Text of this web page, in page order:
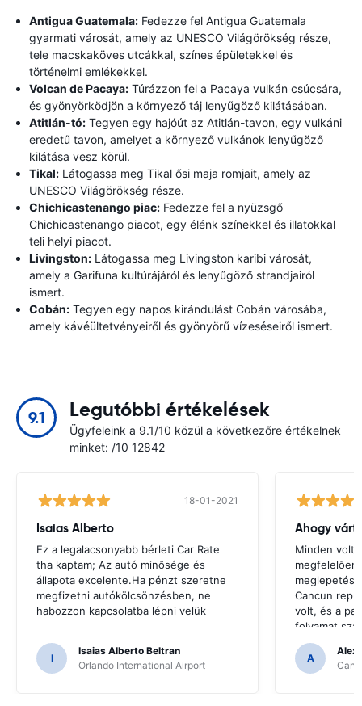
Antigua Guatemala: Fedezze fel Antigua Guatemala
gyarmati városát, amely az UNESCO Világörökség része,
tele macskaköves utcákkal, színes épületekkel és
történelmi emlékekkel.
Volcan de Pacaya: Túrázzon fel a Pacaya vulkán csúcsára,
és gyönyörködjön a környező táj lenyűgöző kilátásában.
Atitlán-tó: Tegyen egy hajóút az Atitlán-tavon, egy vulkáni
eredetű tavon, amelyet a környező vulkánok lenyűgöző
kilátása vesz körül.
Tikal: Látogassa meg Tikal ősi maja romjait, amely az
UNESCO Világörökség része.
Chichicastenango piac: Fedezze fel a nyüzsgő
Chichicastenango piacot, egy élénk színekkel és illatokkal
teli helyi piacot.
Livingston: Látogassa meg Livingston karibi városát,
amely a Garifuna kultúrájáról és lenyűgöző strandjairól
ismert.
Cobán: Tegyen egy napos kirándulást Cobán városába,
amely kávéültetvényeiről és gyönyörű vízeséseiről ismert.
9.1 Legutóbbi értékelések
Ügyfeleink a 9.1/10 közül a következőre értékelnek
minket: /10 12842
18-01-2021
Isaias Alberto
Ez a legalacsonyabb bérleti Car Rate
tha kaptam; Az autó minősége és
állapota excelente.Ha pénzt szeretne
megfizetni autókölcsönzésben, ne
habozzon kapcsolatba lépni velük
I
Isaias Alberto Beltran
Orlando International Airport
Ahogy
Minden volt
Cancun
volt, és a
folyamat
kezelték.
A
Alex